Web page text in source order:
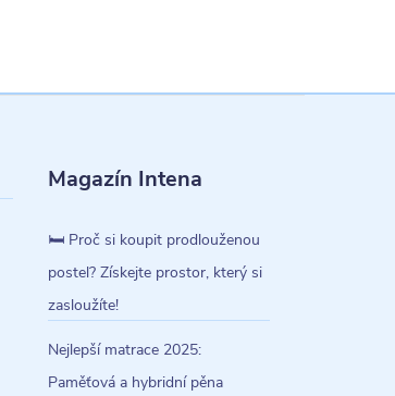
Magazín Intena
🛏️ Proč si koupit prodlouženou
postel? Získejte prostor, který si
zasloužíte!
Nejlepší matrace 2025:
Paměťová a hybridní pěna